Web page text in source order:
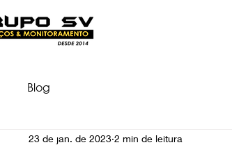
Blog
23 de jan. de 2023 2 min de leitura